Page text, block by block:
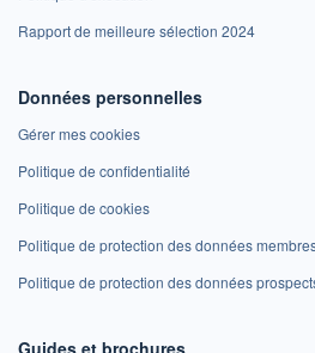
Rapport de meilleure sélection 2024
Données personnelles
Gérer mes cookies
Politique de confidentialité
Politique de cookies
Politique de protection des données
Politique de protection des données
Guides et brochures